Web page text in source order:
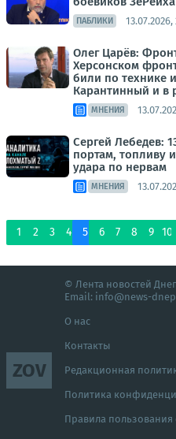
ПАБЛИКИ 13.07.2026,
Олег Царёв:
Херсонском
били по технике
Карантинный и в
МНЕНИЯ
Сергей Лебедев:
портам, топливу
удара по нервам
МНЕНИЯ
1 2 3 4 5 6 7 8 9 10
ZOV
© Лента новостей
Email: info@news-
О нас
Контакты
Редакционная
Политика
Правила пользования